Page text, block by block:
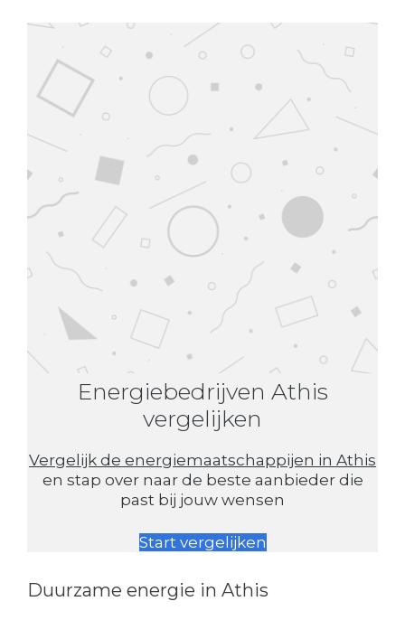
Energiebedrijven Athis
vergelijken
Vergelijk de energiemaatschappijen in Athis
en stap over naar de beste aanbieder die
past bij jouw wensen
Start vergelijken
Duurzame energie in Athis